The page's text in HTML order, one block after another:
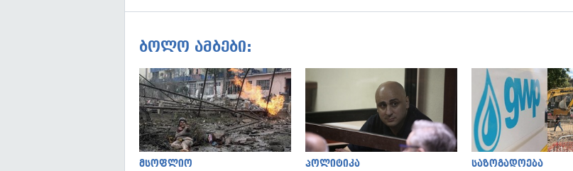
ბოლო ამბები:
გადახედვა
მსოფლიო
გადახედვა
პოლიტიკა საზოგადოება